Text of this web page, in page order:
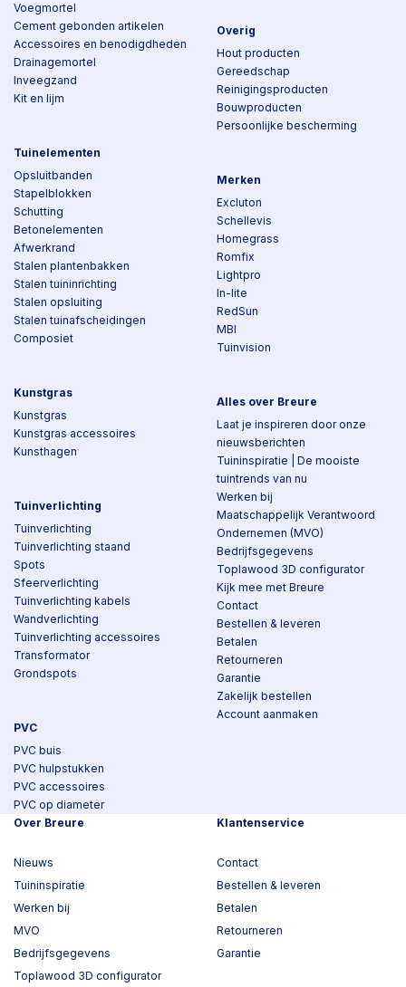
Voegmortel
Cement gebonden artikelen
Accessoires en benodigdheden
Drainagemortel
Inveegzand
Kit en lijm
Tuinelementen
Opsluitbanden
Stapelblokken
Schutting
Betonelementen
Afwerkrand
Stalen plantenbakken
Stalen tuininrichting
Stalen opsluiting
Stalen tuinafscheidingen
Composiet
Kunstgras
Kunstgras
Kunstgras accessoires
Kunsthagen
Tuinverlichting
Tuinverlichting
Tuinverlichting staand
Spots
Sfeerverlichting
Tuinverlichting kabels
Wandverlichting
Tuinverlichting accessoires
Transformator
Grondspots
PVC
PVC buis
PVC hulpstukken
PVC accessoires
PVC op diameter
Overig
Hout producten
Gereedschap
Reinigingsproducten
Bouwproducten
Persoonlijke bescherming
Merken
Excluton
Schellevis
Homegrass
Romfix
Lightpro
In-lite
RedSun
MBI
Tuinvision
Alles over Breure
Laat je inspireren door onze
nieuwsberichten
Tuininspiratie | De mooiste
tuintrends van nu
Werken bij
Maatschappelijk Verantwoord
Ondernemen (MVO)
Bedrijfsgegevens
Toplawood 3D configurator
Kijk mee met Breure
Contact
Bestellen & leveren
Betalen
Retourneren
Garantie
Zakelijk bestellen
Account aanmaken
Over Breure
Nieuws
Tuininspiratie
Werken bij
MVO
Bedrijfsgegevens
Toplawood 3D configurator
Klantenservice
Contact
Bestellen & leveren
Betalen
Retourneren
Garantie